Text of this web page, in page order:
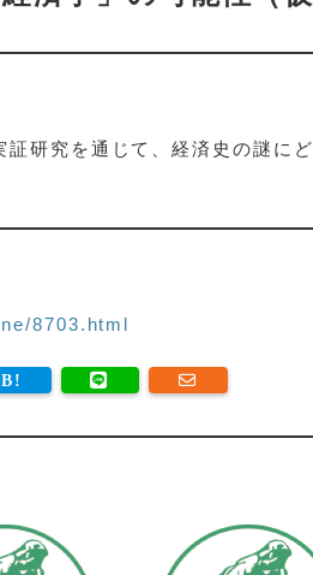
証研究を通じて、経済史の謎に
8703.html